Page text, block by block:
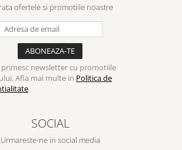
ofertele si promotiile noastre
primesc newsletter cu promotiile
Afla mai multe in Politica de
SOCIAL
Urmareste-ne in social media